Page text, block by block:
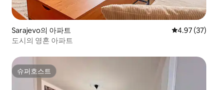
Sarajevo의 아파트 평점 4.97점(5
4.97 (37)
도시의 영혼 아파트
슈퍼호스트
슈퍼호스트